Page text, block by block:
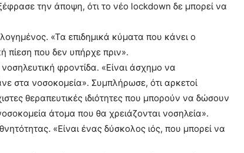
την άποψη, ότι το νέο lockdown δε μπορεί να
«Τα επιδημικά κύματα που κάνει ο
πίεση που δεν υπήρχε πριν».
φροντίδα. «Είναι άσχημο να
στα νοσοκομεία». Συμπλήρωσε, ότι αρκετοί
θεραπευτικές ιδιότητες που μπορούν να δώσουν
άτομα που θα χρειάζονται νοσηλεία».
«Είναι ένας δύσκολος ιός, που μπορεί να